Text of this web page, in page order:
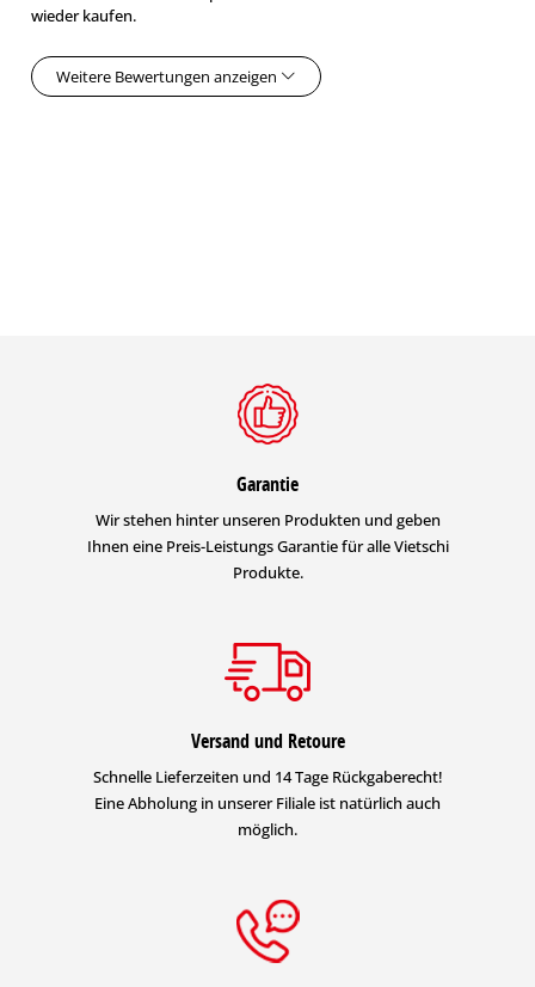
wieder kaufen.
Weitere Bewertungen anzeigen
Garantie
Wir stehen hinter unseren Produkten und geben
Ihnen eine Preis-Leistungs Garantie für alle Vietschi
Produkte.
Versand und Retoure
Schnelle Lieferzeiten und 14 Tage Rückgaberecht!
Eine Abholung in unserer Filiale ist natürlich auch
möglich.